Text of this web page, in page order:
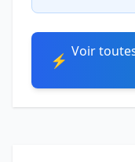
⚡ Voir